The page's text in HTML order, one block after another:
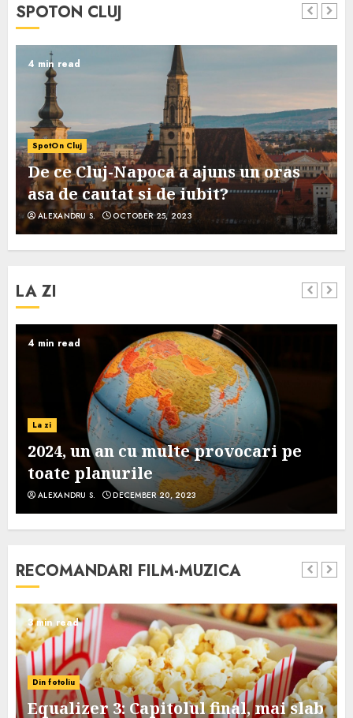
SPOTON CLUJ
4 min read
SpotOn Cluj
De ce Cluj-Napoca a ajuns un oras
asa de cautat si de iubit?
ALEXANDRU S. OCTOBER 25, 2023
LA ZI
4 min read
La zi
2024, un an cu multe provocari pe
toate planurile
ALEXANDRU S. DECEMBER 20, 2023
RECOMANDARI FILM-MUZICA
3 min read
Din fotoliu
Equalizer 3: Capitolul final, mai slab